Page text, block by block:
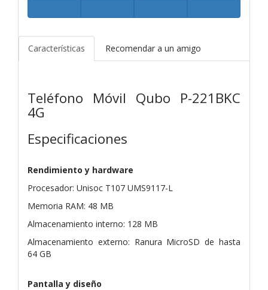
Características Recomendar a un amigo
Teléfono Móvil Qubo P-221BKC
4G
Especificaciones
Rendimiento y hardware
Procesador: Unisoc T107 UMS9117-L
Memoria RAM: 48 MB
Almacenamiento interno: 128 MB
Almacenamiento externo: Ranura MicroSD de hasta
64 GB
Pantalla y diseño